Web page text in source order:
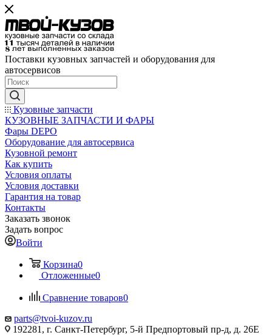
Поставки кузовных запчастей и оборудования для
автосервисов
Кузовные запчасти
КУЗОВНЫЕ ЗАПЧАСТИ И ФАРЫ
Фары DEPO
Оборудование для автосервиса
Кузовной ремонт
Как купить
Условия оплаты
Условия доставки
Гарантия на товар
Контакты
Заказать звонок
Задать вопрос
Войти
Корзина0
Отложенные0
Сравнение товаров0
parts@tvoi-kuzov.ru
192281, г. Санкт-Петербург, 5-й Предпортовый пр-д, д. 26Е